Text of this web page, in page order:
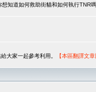
知道如何救助街貓和如何執行TNR嗎
大家一起參考利用。 【本區翻譯文